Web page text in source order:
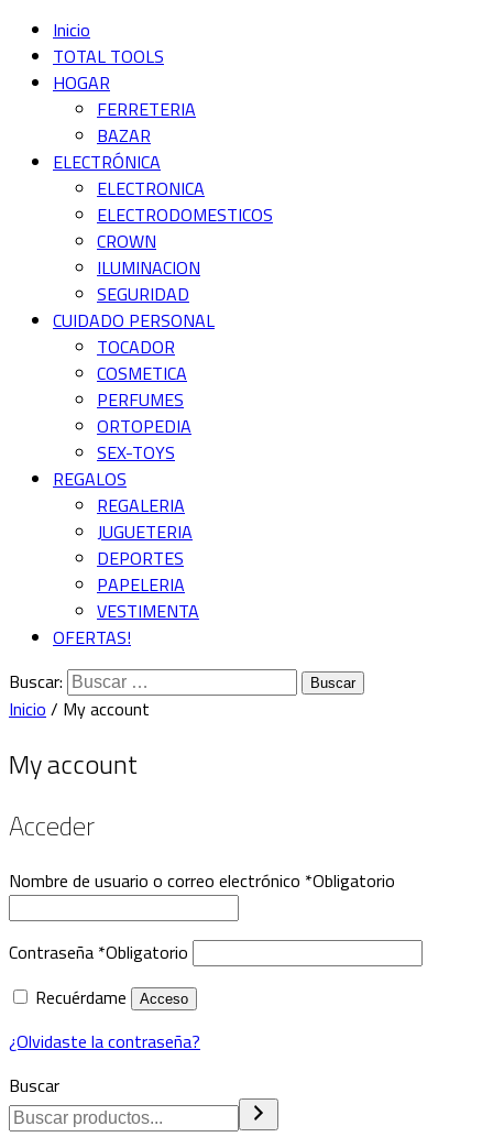
Inicio
TOTAL TOOLS
HOGAR
FERRETERIA
BAZAR
ELECTRÓNICA
ELECTRONICA
ELECTRODOMESTICOS
CROWN
ILUMINACION
SEGURIDAD
CUIDADO PERSONAL
TOCADOR
COSMETICA
PERFUMES
ORTOPEDIA
SEX-TOYS
REGALOS
REGALERIA
JUGUETERIA
DEPORTES
PAPELERIA
VESTIMENTA
OFERTAS!
Buscar:
Inicio / My account
My account
Acceder
Nombre de usuario o correo electrónico *Obligatorio
Contraseña *Obligatorio
Recuérdame
Acceso
¿Olvidaste la contraseña?
Buscar